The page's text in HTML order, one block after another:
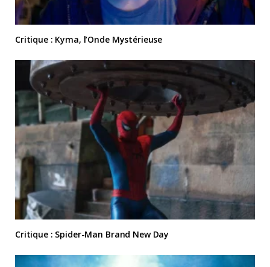
Critique : Kyma, l’Onde Mystérieuse
Critique : Spider-Man Brand New Day